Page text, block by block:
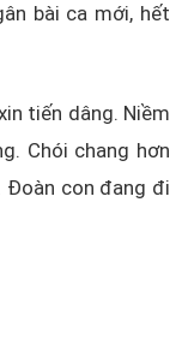
bài ca mới, hết
tiến dâng. Niềm
Chói chang hơn
Đoàn con đang đi